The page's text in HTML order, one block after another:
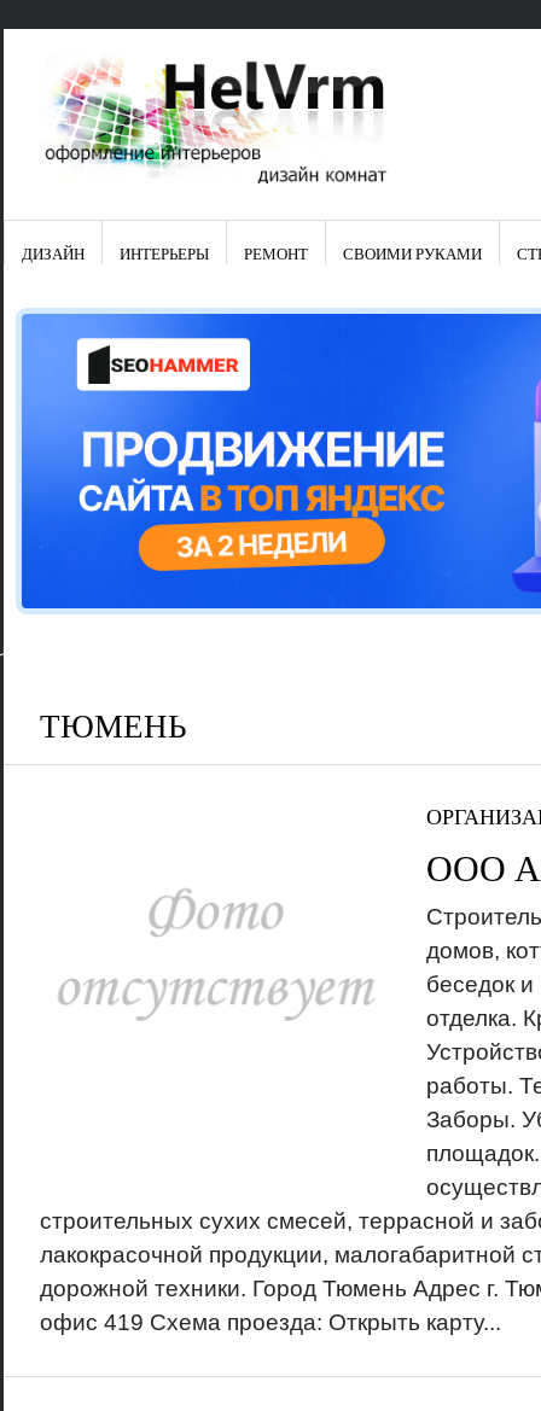
Свежие
Японские
Школа
Шьем
ДИЗАЙН ИНТЕРЬЕРЫ РЕМОНТ СВОИМИ РУКАМИ
ТЮМЕНЬ
ООО
домов,
беседок
отделка.
работы.
Заборы.
строительных сухих смесей, террасной и
лакокрасочной продукции, малогабаритной
дорожной техники. Город Тюмень Адрес г.
офис 419 Схема проезда: Открыть карту...